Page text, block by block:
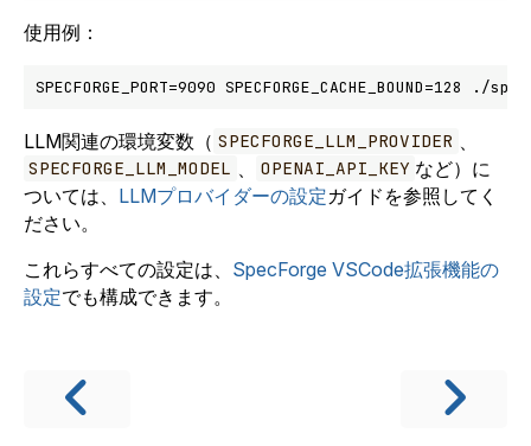
使用例：
LLM関連の環境変数（ SPECFORGE_LLM_PROVIDER
SPECFORGE_LLM_MODEL OPENAI_API_KEY など）に
ついては、 LLMプロバイダーの設定ガイドを参照してく
ださい。
これらすべての設定は、 SpecForge VSCode拡張機能の
設定でも構成できます。